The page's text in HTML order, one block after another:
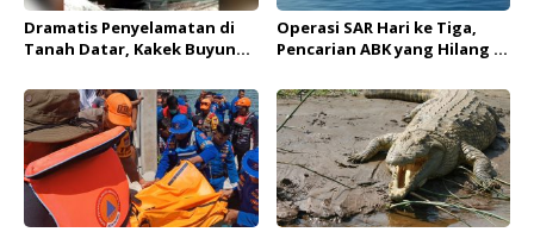
Dramatis Penyelamatan di
Tanah Datar, Kakek Buyung
dalam Sumur
Operasi SAR Hari ke Tiga,
Pencarian ABK yang Hilang di
Nihil